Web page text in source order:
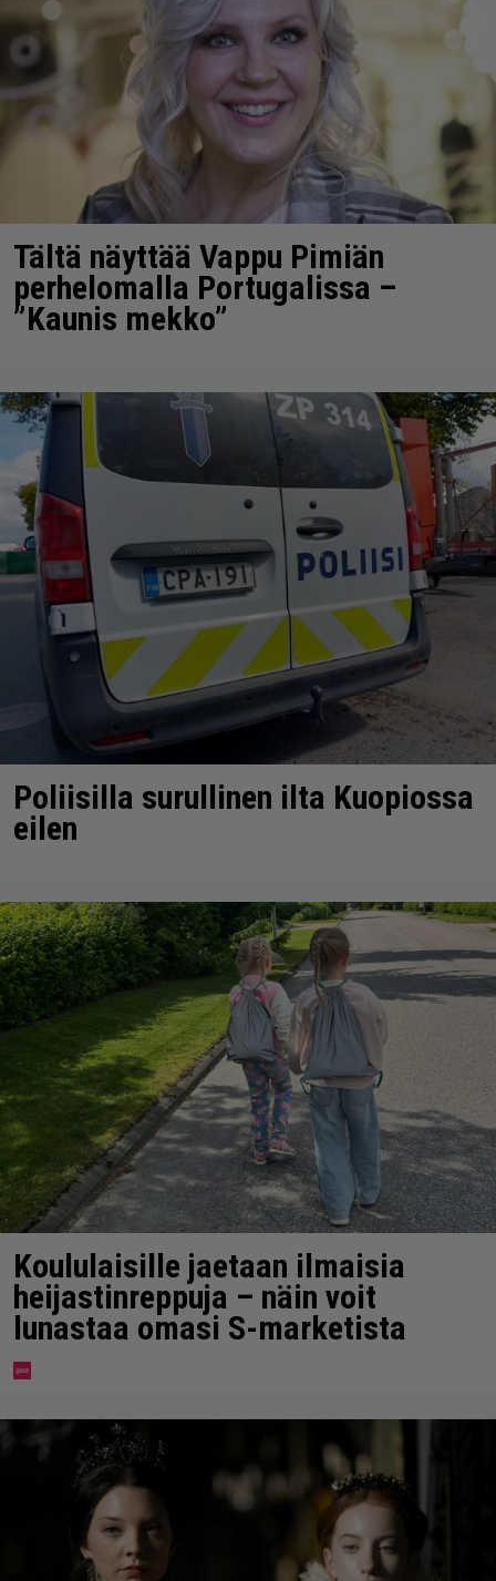
Tältä näyttää Vappu Pimiän
perhelomalla Portugalissa –
”Kaunis mekko”
Poliisilla surullinen ilta Kuopiossa
eilen
Koululaisille jaetaan ilmaisia
heijastinreppuja – näin voit
lunastaa omasi S-marketista